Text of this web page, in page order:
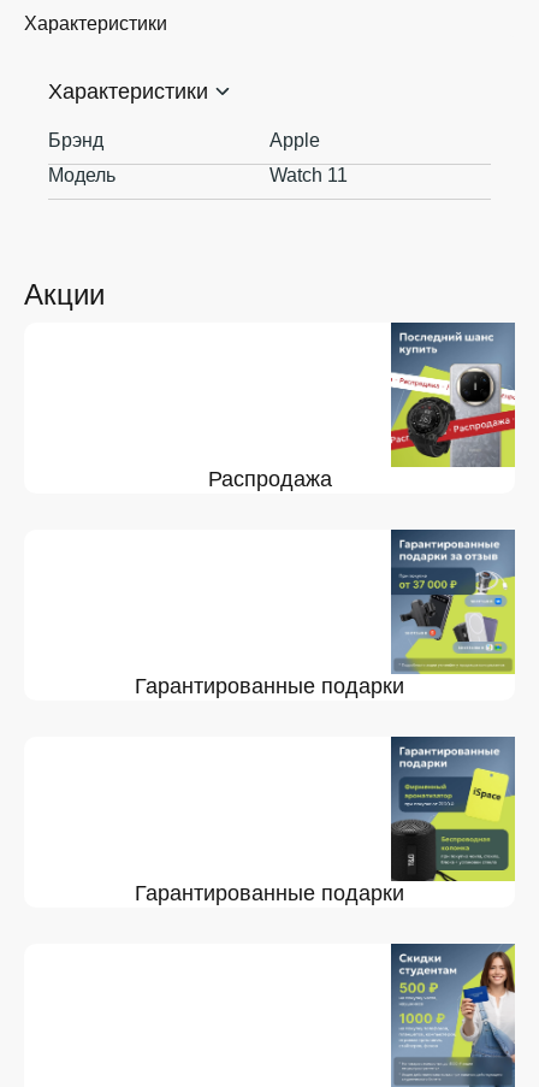
Акции
Распродажа
Гарантированные подарки
Гарантированные подарки
Характеристики
Характеристики
Брэнд
Apple
Модель
Watch 11